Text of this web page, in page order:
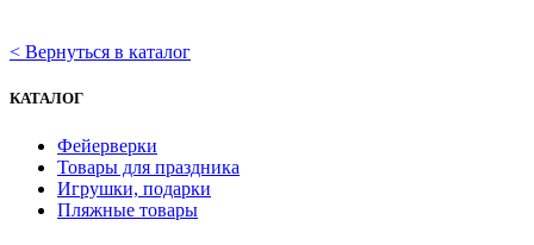
< Вернуться в каталог
КАТАЛОГ
Фейерверки
Товары для праздника
Игрушки, подарки
Пляжные товары